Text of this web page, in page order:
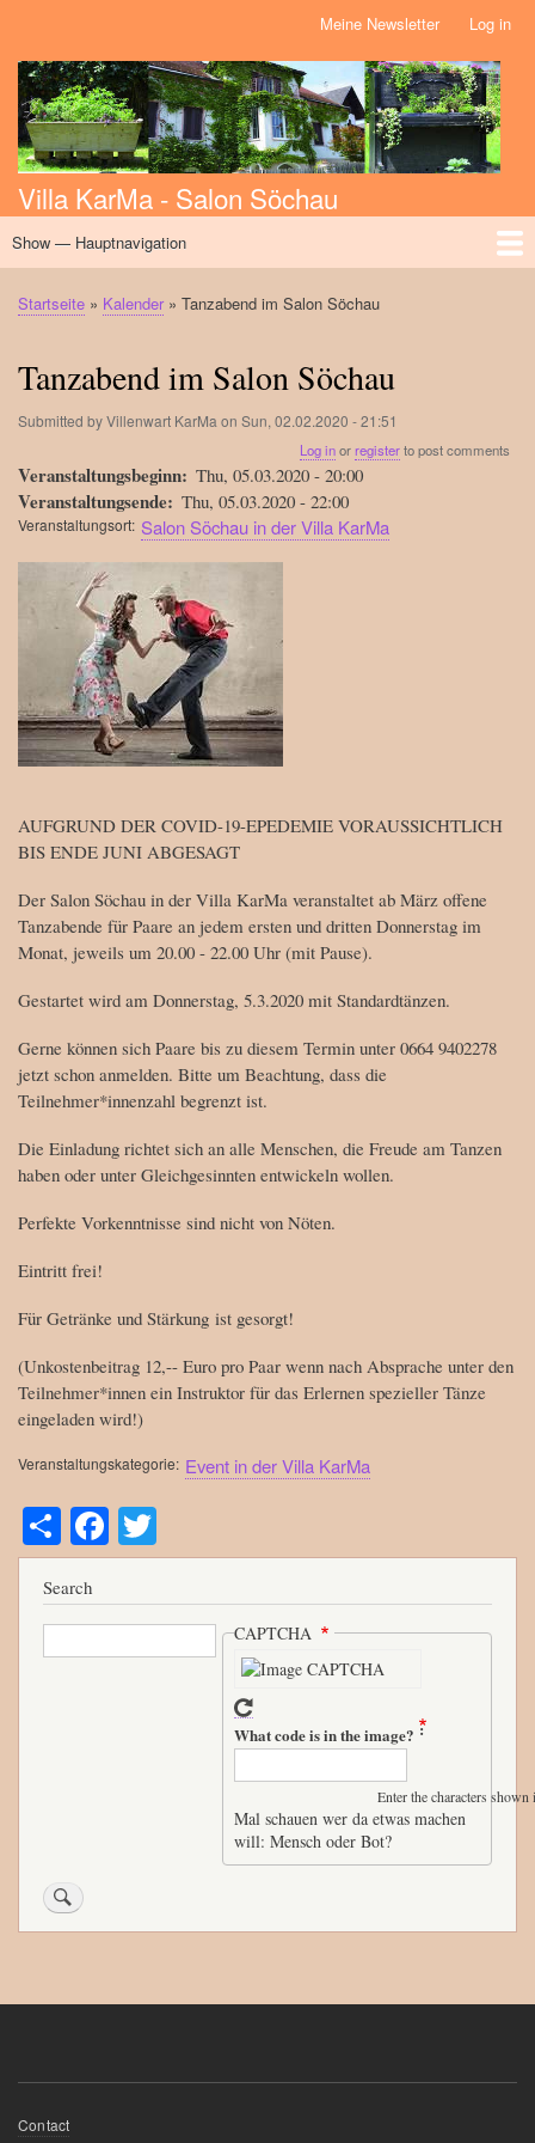
main
content
Meine Newsletter Log in
Villa KarMa - Salon Söchau
Hauptnavigation
Show — Hauptnavigation
Home
Über uns
Initiativen
Massage
Kalender
News
Workshops
Events
Breadcrumb
Startseite Kalender Tanzabend im Salon Söchau
Tanzabend im Salon Söchau
Submitted byVillenwart KarMa on Sun, 02.02.2020 - 21:51
Log inorregisterto post comments
Veranstaltungsbeginn Thu, 05.03.2020 - 20:00
Veranstaltungsende Thu, 05.03.2020 - 22:00
Veranstaltungsort Salon Söchau in der Villa KarMa
AUFGRUND DER COVID-19-EPEDEMIE VORAUSSICHTLICH
BIS ENDE JUNI ABGESAGT
Der Salon Söchau in der Villa KarMa veranstaltet ab März offene
Tanzabende für Paare an jedem ersten und dritten Donnerstag im
Monat, jeweils um 20.00 - 22.00 Uhr (mit Pause).
Gestartet wird am Donnerstag, 5.3.2020 mit Standardtänzen.
Gerne können sich Paare bis zu diesem Termin unter 0664 9402278
jetzt schon anmelden. Bitte um Beachtung, dass die
Teilnehmer*innenzahl begrenzt ist.
Die Einladung richtet sich an alle Menschen, die Freude am Tanzen
haben oder unter Gleichgesinnten entwickeln wollen.
Perfekte Vorkenntnisse sind nicht von Nöten.
Eintritt frei!
Für Getränke und Stärkung ist gesorgt!
(Unkostenbeitrag 12,-- Euro pro Paar wenn nach Absprache unter den
Teilnehmer*innen ein Instruktor für das Erlernen spezieller Tänze
eingeladen wird!)
Veranstaltungskategorie Event in der Villa KarMa
S
ha
re
Fa
ce
bo
ok
wi
tte
r
Search
Search CAPTCHA
What code is in the image?
Enter the characters shown
Mal schauen wer da etwas machen
will: Mensch oder Bot?
Fußzeilenmenü
Contact